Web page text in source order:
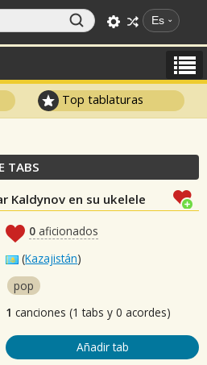
Es
Top tablaturas
TABS
Kaldynov en su ukelele
0 aficionados
(Kazajistán)
pop
1 canciones (1 tabs y 0 acordes)
Añadir tab